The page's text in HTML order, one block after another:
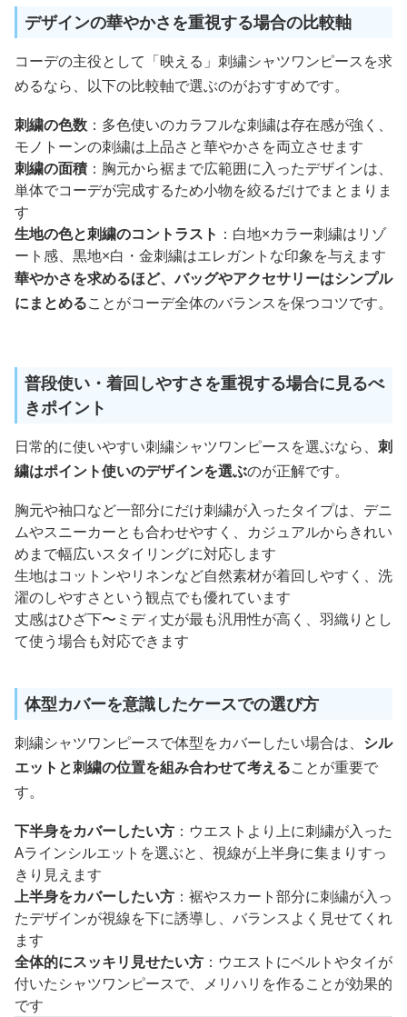
デザインの華やかさを重視する場合の比較軸
コーデの主役として「映える」刺繍シャツワンピースを求
めるなら、以下の比較軸で選ぶのがおすすめです。
刺繍の色数：多色使いのカラフルな刺繍は存在感が強く、
モノトーンの刺繍は上品さと華やかさを両立させます
刺繍の面積 ：胸元から裾まで広範囲に入ったデザインは、
単体でコーデが完成するため小物を絞るだけでまとまりま
す
生地の色と刺繍のコントラスト ：白地×カラー刺繍はリゾ
ート感、黒地×白・金刺繍はエレガントな印象を与えます
華やかさを求めるほど、バッグやアクセサリーはシンプル
にまとめることがコーデ全体のバランスを保つコツです。
普段使い・着回しやすさを重視する場合に見るべ
きポイント
日常的に使いやすい刺繍シャツワンピースを選ぶなら、 刺
繍はポイント使いのデザインを選ぶのが正解です。
胸元や袖口など一部分にだけ刺繍が入ったタイプは、デニ
ムやスニーカーとも合わせやすく、カジュアルからきれい
めまで幅広いスタイリングに対応します
生地はコットンやリネンなど自然素材が着回しやすく、洗
濯のしやすさという観点でも優れています
丈感はひざ下〜ミディ丈が最も汎用性が高く、羽織りとし
て使う場合も対応できます
体型カバーを意識したケースでの選び方
刺繍シャツワンピースで体型をカバーしたい場合は、 シル
エットと刺繍の位置を組み合わせて考えることが重要で
す。
下半身をカバーしたい方 ：ウエストより上に刺繍が入った
Aラインシルエットを選ぶと、視線が上半身に集まりすっ
きり見えます
上半身をカバーしたい方 ：裾やスカート部分に刺繍が入っ
たデザインが視線を下に誘導し、バランスよく見せてくれ
ます
全体的にスッキリ見せたい方 ：ウエストにベルトやタイが
付いたシャツワンピースで、メリハリを作ることが効果的
です